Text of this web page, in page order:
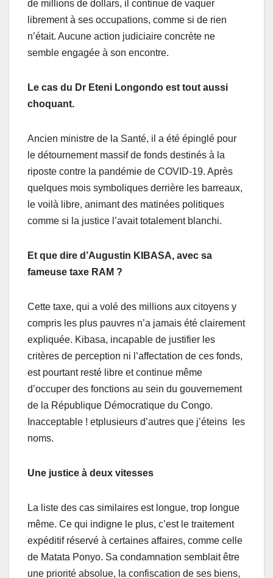
de millions de dollars, il continue de vaquer
librement à ses occupations, comme si de rien
n’était. Aucune action judiciaire concrète ne
semble engagée à son encontre.
Le cas du Dr Eteni Longondo est tout aussi
choquant.
Ancien ministre de la Santé, il a été épinglé pour
le détournement massif de fonds destinés à la
riposte contre la pandémie de COVID-19. Après
quelques mois symboliques derrière les barreaux,
le voilà libre, animant des matinées politiques
comme si la justice l’avait totalement blanchi.
Et que dire d’Augustin KIBASA, avec sa
fameuse taxe RAM ?
Cette taxe, qui a volé des millions aux citoyens y
compris les plus pauvres n’a jamais été clairement
expliquée. Kibasa, incapable de justifier les
critères de perception ni l’affectation de ces fonds,
est pourtant resté libre et continue même
d’occuper des fonctions au sein du gouvernement
de la République Démocratique du Congo.
Inacceptable ! etplusieurs d’autres que j’éteins les
noms.
Une justice à deux vitesses
La liste des cas similaires est longue, trop longue
même. Ce qui indigne le plus, c’est le traitement
expéditif réservé à certaines affaires, comme celle
de Matata Ponyo. Sa condamnation semblait être
une priorité absolue, la confiscation de ses biens,